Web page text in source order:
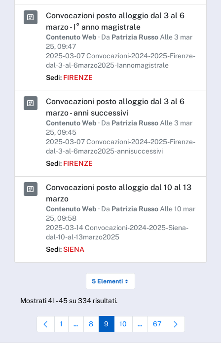
Convocazioni posto alloggio dal 3 al 6
marzo - I° anno magistrale
Contenuto Web · Da Patrizia Russo Alle 3 mar
25, 09:47
2025-03-07 Convocazioni-2024-2025-Firenze-
dal-3-al-6marzo2025-Iannomagistrale
Sedi: FIRENZE
Convocazioni posto alloggio dal 3 al 6
marzo - anni successivi
Contenuto Web · Da Patrizia Russo Alle 3 mar
25, 09:45
2025-03-07 Convocazioni-2024-2025-Firenze-
dal-3-al-6marzo2025-annisuccessivi
Sedi: FIRENZE
Convocazioni posto alloggio dal 10 al 13
marzo
Contenuto Web · Da Patrizia Russo Alle 10 mar
25, 09:58
2025-03-14 Convocazioni-2024-2025-Siena-
dal-10-al-13marzo2025
Sedi:SIENA
5 Elementi
Mostrati 41 - 45 su 334 risultati.
Pagina
1 ...Pagine intermedie Use TAB to navigate.
Pagina
8 Pagina
9 Pagina
10 ...Pagine intermedie Use TAB
Pagina
67